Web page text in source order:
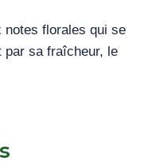
notes florales qui se
par sa fraîcheur, le